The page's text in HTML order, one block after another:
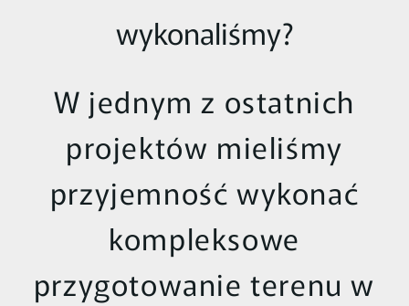
wykonaliśmy?
W jednym z ostatnich
projektów mieliśmy
przyjemność wykonać
kompleksowe
przygotowanie terenu w